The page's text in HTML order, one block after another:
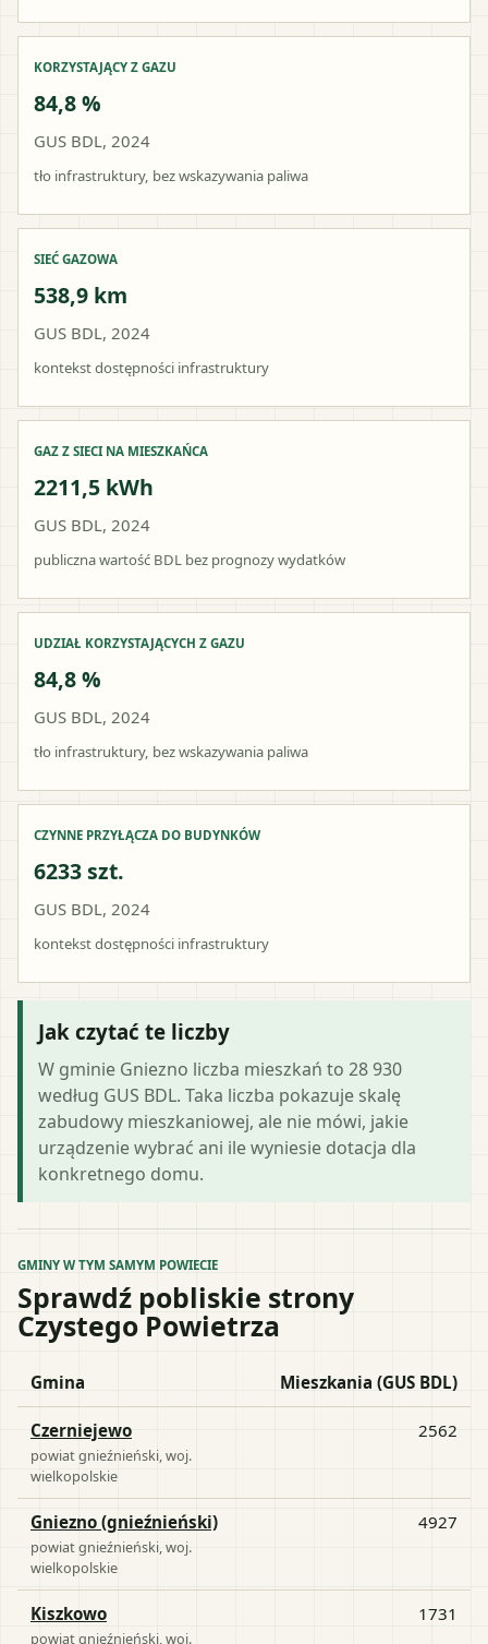
KORZYSTAJĄCY Z GAZU
84,8 %
GUS BDL, 2024
tło infrastruktury, bez wskazywania paliwa
SIEĆ GAZOWA
538,9 km
GUS BDL, 2024
kontekst dostępności infrastruktury
GAZ Z SIECI NA MIESZKAŃCA
2211,5 kWh
GUS BDL, 2024
publiczna wartość BDL bez prognozy wydatków
UDZIAŁ KORZYSTAJĄCYCH Z GAZU
84,8 %
GUS BDL, 2024
tło infrastruktury, bez wskazywania paliwa
CZYNNE PRZYŁĄCZA DO BUDYNKÓW
6233 szt.
GUS BDL, 2024
kontekst dostępności infrastruktury
Jak czytać te liczby
W gminie Gniezno liczba mieszkań to 28 930
według GUS BDL. Taka liczba pokazuje skalę
zabudowy mieszkaniowej, ale nie mówi, jakie
urządzenie wybrać ani ile wyniesie dotacja dla
konkretnego domu.
GMINY W TYM SAMYM POWIECIE
Sprawdź pobliskie strony
Czystego Powietrza
Gmina Mieszkania (GUS BDL)
Czerniejewo
powiatgnieźnieński , woj.
wielkopolskie
2562
Gniezno (gnieźnieński)
powiatgnieźnieński , woj.
wielkopolskie
4927
Kiszkowo
powiatgnieźnieński , woj.
1731